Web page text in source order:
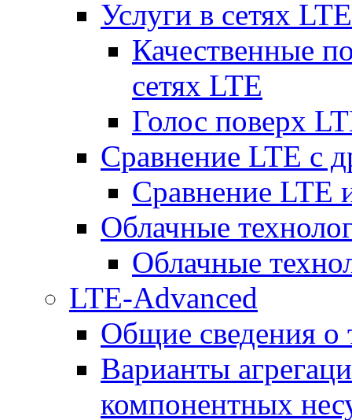
Услуги в сетях LTE
Качественные
сетях LTE
Голос поверх
Сравнение LTE с
Сравнение LTE
Облачные
Облачные
LTE-Advanced
Общие сведения о
Варианты
компонентных